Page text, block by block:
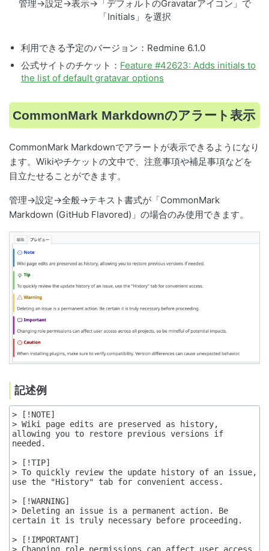
管理→設定→表示→「デフォルトのGravatarアイコン」で
「Initials」を選択
利用できる予定のバージョン：Redmine 6.1.0
公式サイトのチケット： Feature #42623: Adds initials to
the list of default gratavar options
CommonMark Markdownのアラート表示
CommonMark Markdownでアラートが表示できるようになり
ます。Wikiやチケットの文中で、注意事項や補足事項などを
目立たせることができます。
管理→設定→全般→テキスト書式が「CommonMark
Markdown (GitHub Flavored)」の場合のみ使用できます。
記述例
> [!NOTE]
> Wiki page edits are preserved as history,
allowing you to restore previous versions if
needed.
> [!TIP]
> To quickly review the update history of an issue,
use the "History" tab for convenient access.
> [!WARNING]
> Deleting an issue is a permanent action. Be
certain it is truly necessary before proceeding.
> [!IMPORTANT]